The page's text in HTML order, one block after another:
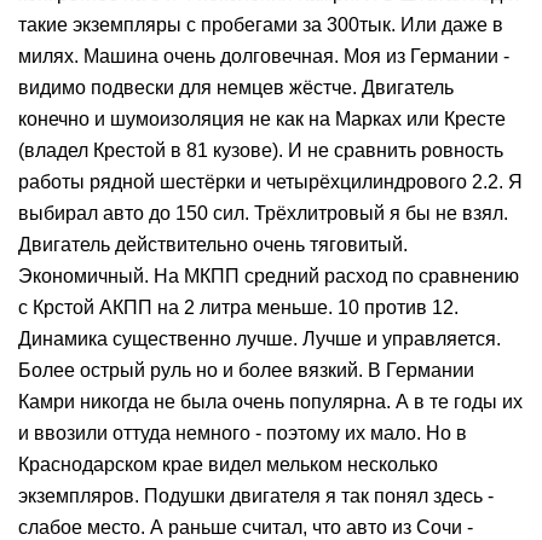
такие экземпляры с пробегами за 300тык. Или даже в
милях. Машина очень долговечная. Моя из Германии -
видимо подвески для немцев жёстче. Двигатель
конечно и шумоизоляция не как на Марках или Кресте
(владел Крестой в 81 кузове). И не сравнить ровность
работы рядной шестёрки и четырёхцилиндрового 2.2. Я
выбирал авто до 150 сил. Трёхлитровый я бы не взял.
Двигатель действительно очень тяговитый.
Экономичный. На МКПП средний расход по сравнению
с Крстой АКПП на 2 литра меньше. 10 против 12.
Динамика существенно лучше. Лучше и управляется.
Более острый руль но и более вязкий. В Германии
Камри никогда не была очень популярна. А в те годы их
и ввозили оттуда немного - поэтому их мало. Но в
Краснодарском крае видел мельком несколько
экземпляров. Подушки двигателя я так понял здесь -
слабое место. А раньше считал, что авто из Сочи -